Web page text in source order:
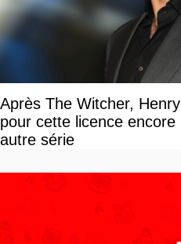
Après The Witcher,
pour cette licence
autre série